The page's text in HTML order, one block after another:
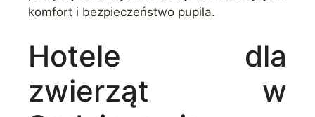
komfort i bezpieczeństwo pupila.
Hotele dla
zwierząt w